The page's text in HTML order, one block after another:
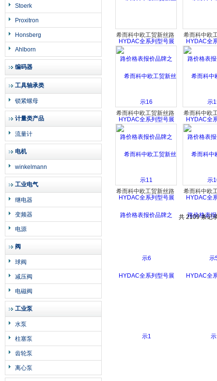
Stoerk
Proxitron
Honsberg
Ahlborn
编码器
工具轴承类
锁紧螺母
计量类产品
流量计
电机
winkelmann
工业电气
继电器
变频器
电源
阀
球阀
减压阀
电磁阀
工业泵
水泵
柱塞泵
齿轮泵
离心泵
希而科中欧工贸新丝路
价格表报价品牌之
HYDAC全系列型号展
希而科中欧
价格表报
HYDAC全
希而科中欧工贸新丝路
价格表报价品牌之
HYDAC全系列型号展
希而科中欧
价格表报
HYDAC全
希而科中欧工贸新丝路
HYDAC全系列型号展
希而科中欧
HYDAC全
共 2109 条记